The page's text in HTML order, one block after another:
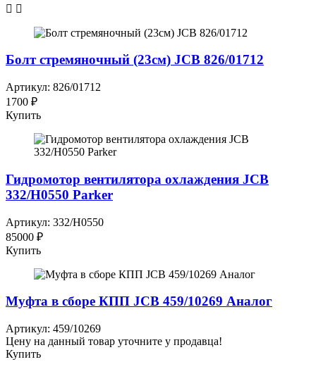
Болт стремяночный (23см) JCB 826/01712
Артикул: 826/01712
1700 ₽
Купить
Гидромотор вентилятора охлаждения JCB
332/H0550 Parker
Артикул: 332/H0550
85000 ₽
Купить
Муфта в сборе КПП JCB 459/10269 Аналог
Артикул: 459/10269
Цену на данный товар уточните у продавца!
Купить